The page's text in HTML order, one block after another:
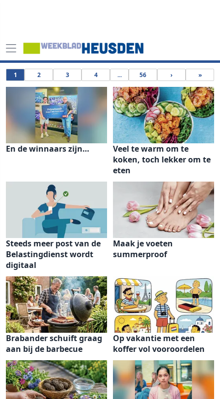
1 2 3 4 ... 56 › »
En de winnaars zijn…
Veel te warm om te
koken, toch lekker om te
eten
Steeds meer post van de
Belastingdienst wordt
digitaal
Maak je voeten
summerproof
Brabander schuift graag
aan bij de barbecue
Op vakantie met een
koffer vol vooroordelen